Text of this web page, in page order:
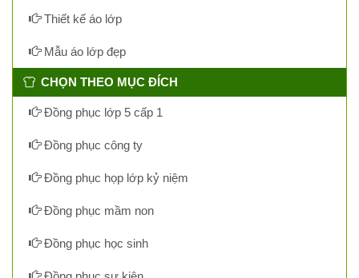
Thiết kế áo lớp
Mẫu áo lớp đẹp
CHỌN THEO MỤC ĐÍCH
Đồng phục lớp 5 cấp 1
Đồng phục công ty
Đồng phục họp lớp kỷ niệm
Đồng phục mầm non
Đồng phục học sinh